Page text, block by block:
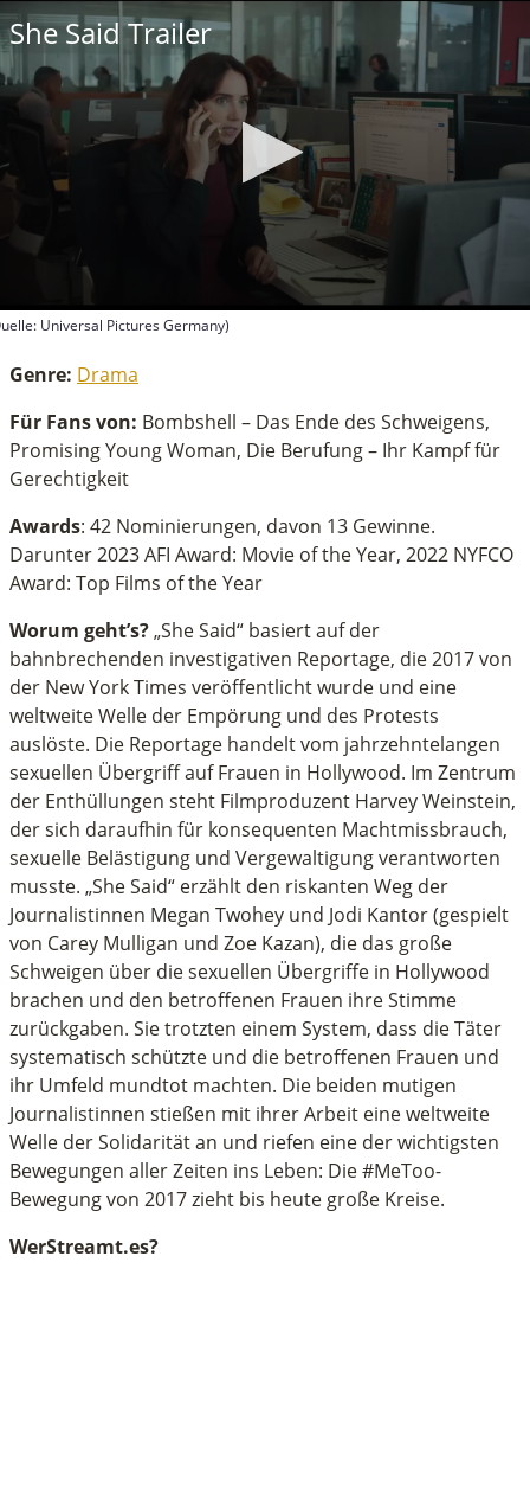
She Said Trailer
Universal Pictures Germany)
Genre: Drama
Für Fans von: Bombshell – Das Ende des Schweigens,
Promising Young Woman, Die Berufung – Ihr Kampf für
Gerechtigkeit
Awards: 42 Nominierungen, davon 13 Gewinne.
Darunter 2023 AFI Award: Movie of the Year, 2022 NYFCO
Award: Top Films of the Year
Worum geht’s?„She Said“ basiert auf der
bahnbrechenden investigativen Reportage, die 2017 von
der New York Times veröffentlicht wurde und eine
weltweite Welle der Empörung und des Protests
auslöste. Die Reportage handelt vom jahrzehntelangen
sexuellen Übergriff auf Frauen in Hollywood. Im Zentrum
der Enthüllungen steht Filmproduzent Harvey Weinstein,
der sich daraufhin für konsequenten Machtmissbrauch,
sexuelle Belästigung und Vergewaltigung verantworten
musste. „She Said“ erzählt den riskanten Weg der
Journalistinnen Megan Twohey und Jodi Kantor (gespielt
von Carey Mulligan und Zoe Kazan), die das große
Schweigen über die sexuellen Übergriffe in Hollywood
brachen und den betroffenen Frauen ihre Stimme
zurückgaben. Sie trotzten einem System, dass die Täter
systematisch schützte und die betroffenen Frauen und
ihr Umfeld mundtot machten. Die beiden mutigen
Journalistinnen stießen mit ihrer Arbeit eine weltweite
Welle der Solidarität an und riefen eine der wichtigsten
Bewegungen aller Zeiten ins Leben: Die #MeToo-
Bewegung von 2017 zieht bis heute große Kreise.
WerStreamt.es?